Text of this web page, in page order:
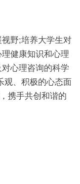
野;培养大学生对
健康知识和心理
心理咨询的科学
观、积极的心态面
携手共创和谐的